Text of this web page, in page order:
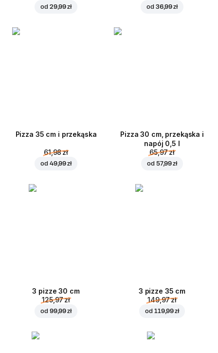
od 29,99 zł od 36,99 zł
Pizza 35 cm i przekąska
61,98 zł
od 49,99 zł
Pizza 30 cm, przekąska i
napój 0,5 l
65,97 zł
od 57,99 zł
3 pizze 30 cm
125,97 zł
od 99,99 zł
3 pizze 35 cm
149,97 zł
od 119,99 zł